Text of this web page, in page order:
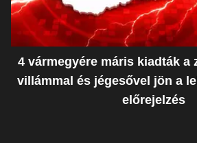
4 vármegyére máris kiadták a
villámmal és jégesővel jön a
előrejelzés